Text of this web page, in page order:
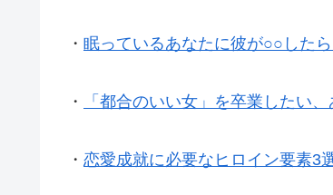
・ 眠っているあなたに彼が○○した
・ 「都合のいい女」を卒業したい
・ 恋愛成就に必要なヒロイン要素3